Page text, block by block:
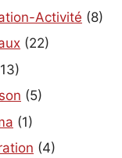
Activité (8)
(22)
(5)
(1)
(4)